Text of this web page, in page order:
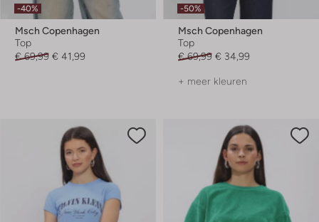
-40%
Msch Copenhagen
Top
€ 69,99 € 41,99
-50%
Msch Copenhagen
Top
€ 69,99 € 34,99
+ meer kleuren